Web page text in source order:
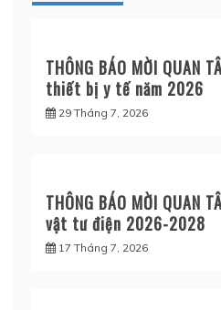
THÔNG BÁO MỜI QUAN
thiết bị y tế năm 2026
29 Tháng 7, 2026
THÔNG BÁO MỜI QUAN
vật tư điện 2026-2028
17 Tháng 7, 2026